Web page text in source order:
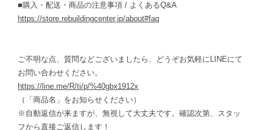
■購入・配送・商品の注意事項 / よくあるQ&A
https://store.rebuildingcenter.jp/about#faq
ご不明な点、質問などございましたら、どうぞお気軽にLINEにて
お問い合わせください。
https://line.me/R/ti/p/%40gbx1912x
（「商品名」をお知らせください）
※自動返信が来ますが、無視して大丈夫です。確認次第、スタッ
フから直接ご返信します！